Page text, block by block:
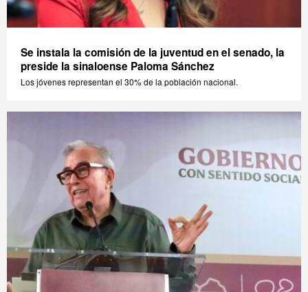
Se instala la comisión de la juventud en el senado, la
preside la sinaloense Paloma Sánchez
Los jóvenes representan el 30% de la población nacional.